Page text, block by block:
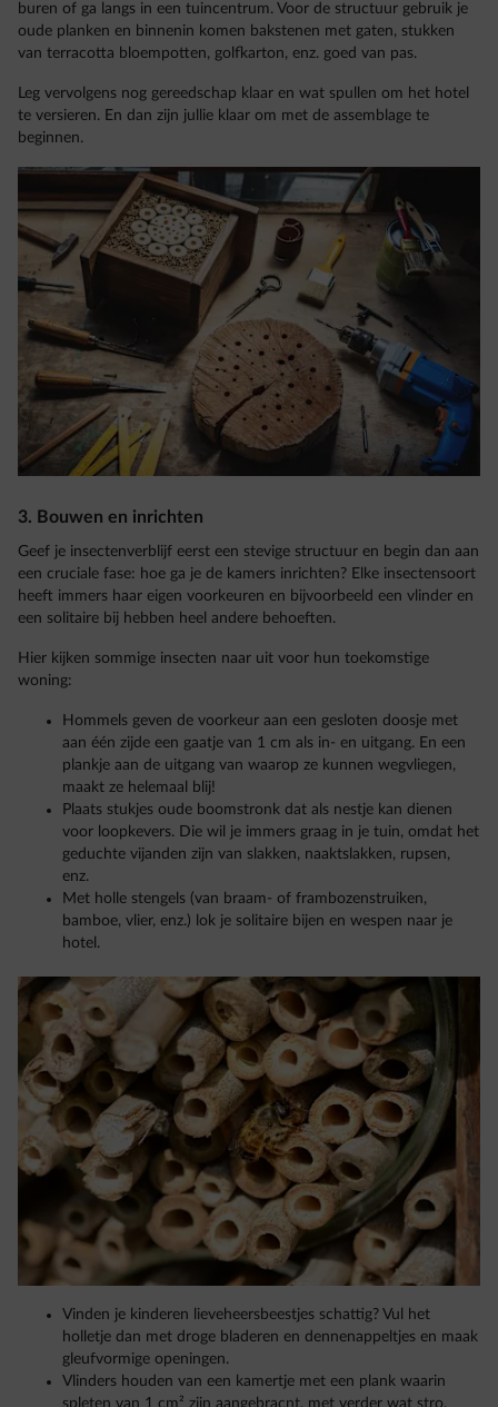
buren of ga langs in een tuincentrum. Voor de structuur gebruik je
oude planken en binnenin komen bakstenen met gaten, stukken
van terracotta bloempotten, golfkarton, enz. goed van pas.
Leg vervolgens nog gereedschap klaar en wat spullen om het hotel
te versieren. En dan zijn jullie klaar om met de assemblage te
beginnen.
3. Bouwen en inrichten
Geef je insectenverblijf eerst een stevige structuur en begin dan aan
een cruciale fase: hoe ga je de kamers inrichten? Elke insectensoort
heeft immers haar eigen voorkeuren en bijvoorbeeld een vlinder en
een solitaire bij hebben heel andere behoeften.
Hier kijken sommige insecten naar uit voor hun toekomstige
woning:
Hommels geven de voorkeur aan een gesloten doosje met
aan één zijde een gaatje van 1 cm als in- en uitgang. En een
plankje aan de uitgang van waarop ze kunnen wegvliegen,
maakt ze helemaal blij!
Plaats stukjes oude boomstronk dat als nestje kan dienen
voor loopkevers. Die wil je immers graag in je tuin, omdat het
geduchte vijanden zijn van slakken, naaktslakken, rupsen,
enz.
Met holle stengels (van braam- of frambozenstruiken,
bamboe, vlier, enz.) lok je solitaire bijen en wespen naar je
hotel.
Vinden je kinderen lieveheersbeestjes schattig? Vul het
holletje dan met droge bladeren en dennenappeltjes en maak
gleufvormige openingen.
Vlinders houden van een kamertje met een plank waarin
spleten van 1 cm² zijn aangebracnt, met verder wat stro,